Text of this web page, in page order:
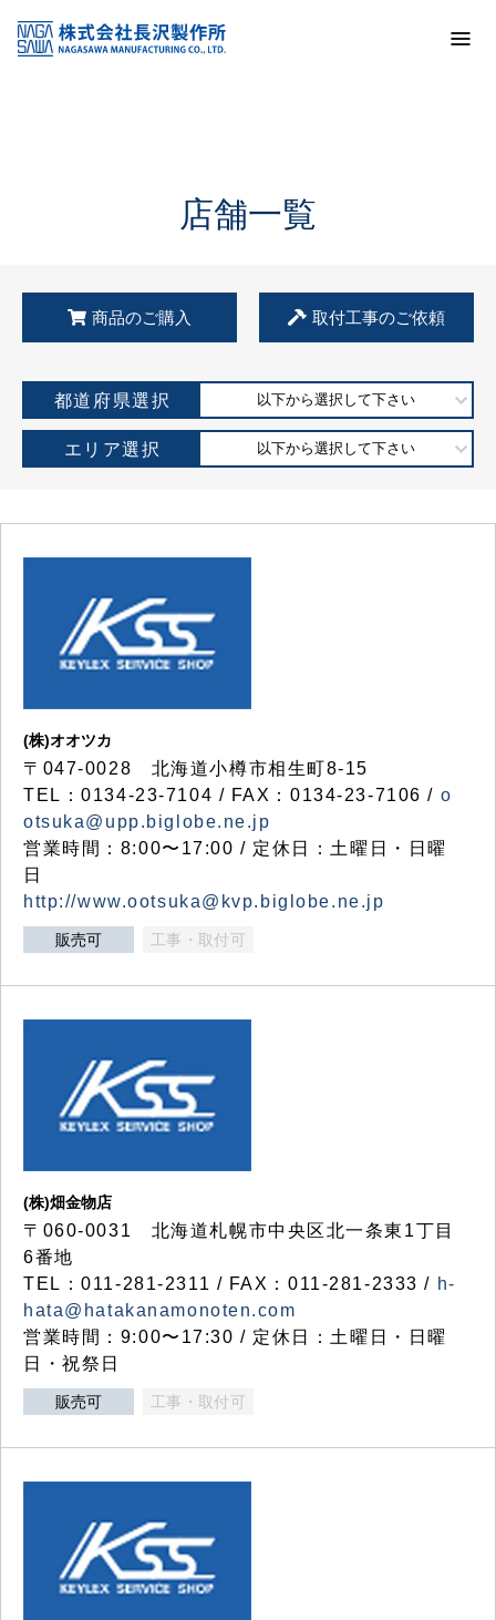
KSS加盟店・取扱店情報
店舗一覧
店舗一覧
商品のご購入 取付工事のご依頼
都道府県選択 以下から選択して下さい
エリア選択 以下から選択して下さい
(株)オオツカ
〒047-0028 北海道小樽市相生町8-15
TEL：0134-23-7104 / FAX：0134-23-7106 / o
otsuka@upp.biglobe.ne.jp
営業時間：8:00〜17:00 / 定休日：土曜日・日曜
日
http://www.ootsuka@kvp.biglobe.ne.jp
販売可 工事・取付可
(株)畑金物店
〒060-0031 北海道札幌市中央区北一条東1丁目
6番地
TEL：011-281-2311 / FAX：011-281-2333 / h-
hata@hatakanamonoten.com
営業時間：9:00〜17:30 / 定休日：土曜日・日曜
日・祝祭日
販売可 工事・取付可